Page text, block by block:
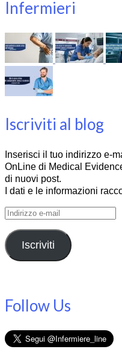
Infermieri
Iscriviti al blog
Inserisci il tuo indirizzo e-
OnLine di Medical
di nuovi post.
I dati e le informazioni
Indirizzo
mail
Iscriviti
Follow Us